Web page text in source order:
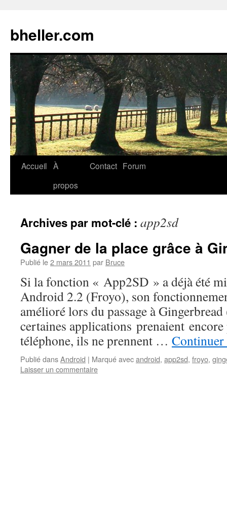
contenu
bheller.com
Accueil À
propos
Contact Forum
Archives par mot-clé : app2sd
Gagner de la place grâce à
Publié le2 mars 2011 par Bruce
Si la fonction « App2SD » a déjà été
Android 2.2 (Froyo), son
amélioré lors du passage à
certaines applications prenaient
téléphone, ils ne prennent …
Publié dansAndroid | Marqué avecandroid, app2sd, froyo,
Laisser un commentaire